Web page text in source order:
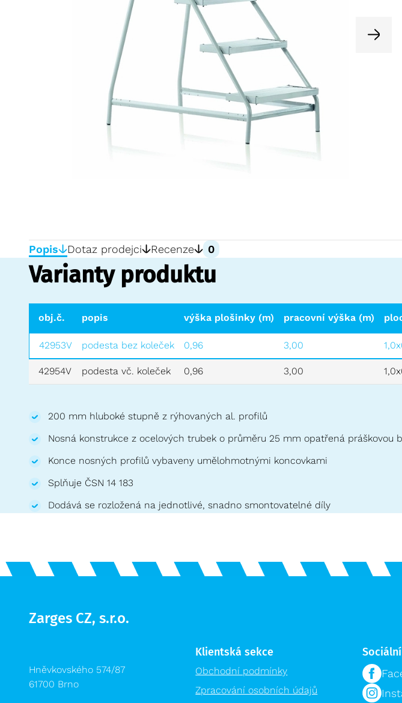
Popis Dotaz prodejci Recenze 0
Varianty produktu
obj.č. popis výška plošinky (m) pracovní výška (m)
42953V podesta bez koleček 0,96 3,00
42954V podesta vč. koleček 0,96 3,00
200 mm hluboké stupně z rýhovaných al. profilů
Nosná konstrukce z ocelových trubek o průměru 25 mm opatřená práškovou
Konce nosných profilů vybaveny umělohmotnými koncovkami
Splňuje ČSN 14 183
Dodává se rozložená na jednotlivé, snadno smontovatelné díly
Zarges CZ, s.r.o.
Hněvkovského 574/87
61700 Brno
Klientská sekce
Obchodní podmínky
Zpracování osobních údajů